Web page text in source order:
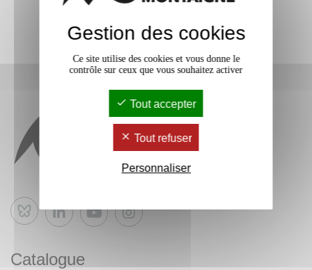
Bluesky
Catalogue
Gestion des cookies
Ce site utilise des cookies et vous donne le
contrôle sur ceux que vous souhaitez activer
Tout accepter
Tout refuser
Personnaliser